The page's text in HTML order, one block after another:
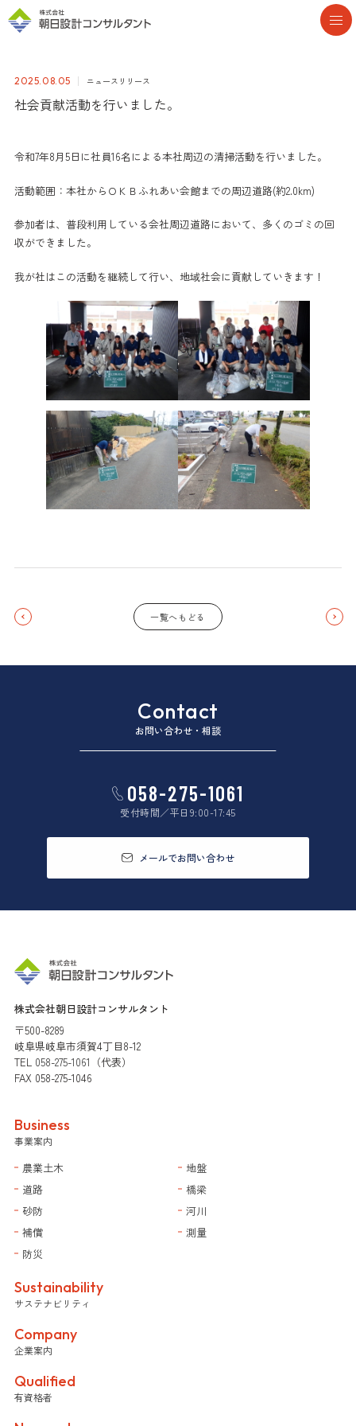
2025.08.05 ニュースリリース
社会貢献活動を行いました。
令和7年8月5日に社員16名による本社周辺の清掃活動を行いました。
活動範囲：本社からＯＫＢふれあい会館までの周辺道路(約2.0km)
参加者は、普段利用している会社周辺道路において、多くのゴミの回
収ができました。
我が社はこの活動を継続して行い、地域社会に貢献していきます！
一覧へもどる
Contact
お問い合わせ・相談
058-275-1061
受付時間／平日9:00-17:45
メールでお問い合わせ
株式会社朝日設計コンサルタント
〒500-8289
岐阜県岐阜市須賀4丁目8-12
TEL 058-275-1061 （代表）
FAX 058-275-1046
Business
事業案内
農業土木
地盤
道路
橋梁
砂防
河川
補償
測量
防災
Sustainability
サステナビリティ
Company
企業案内
Qualified
有資格者